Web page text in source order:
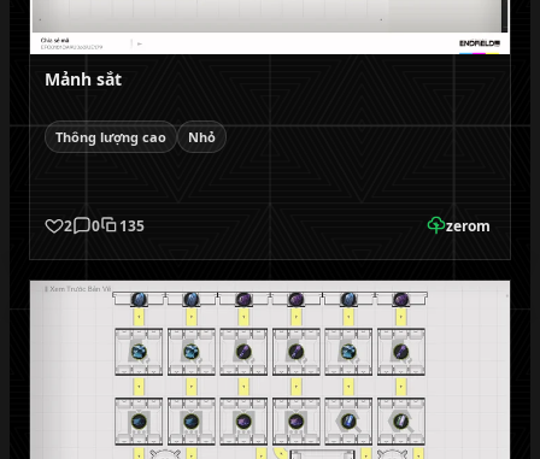
Mảnh sắt
Thông lượng cao Nhỏ
2 0 135 zerom